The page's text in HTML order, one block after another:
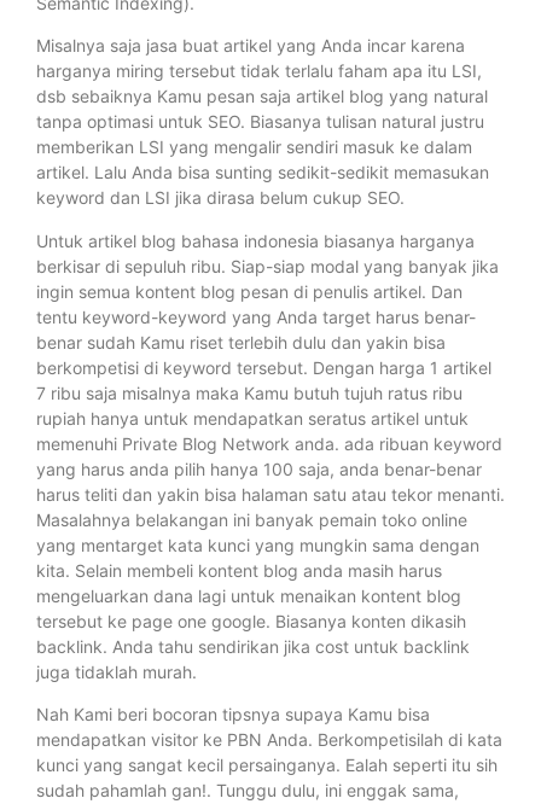
Misalnya saja jasa buat artikel yang Anda incar karena
harganya miring tersebut tidak terlalu faham apa itu LSI,
dsb sebaiknya Kamu pesan saja artikel blog yang natural
tanpa optimasi untuk SEO. Biasanya tulisan natural justru
memberikan LSI yang mengalir sendiri masuk ke dalam
artikel. Lalu Anda bisa sunting sedikit-sedikit memasukan
keyword dan LSI jika dirasa belum cukup SEO.
Untuk artikel blog bahasa indonesia biasanya harganya
berkisar di sepuluh ribu. Siap-siap modal yang banyak jika
ingin semua kontent blog pesan di penulis artikel. Dan
tentu keyword-keyword yang Anda target harus benar-
benar sudah Kamu riset terlebih dulu dan yakin bisa
berkompetisi di keyword tersebut. Dengan harga 1 artikel
7 ribu saja misalnya maka Kamu butuh tujuh ratus ribu
rupiah hanya untuk mendapatkan seratus artikel untuk
memenuhi Private Blog Network anda. ada ribuan keyword
yang harus anda pilih hanya 100 saja, anda benar-benar
harus teliti dan yakin bisa halaman satu atau tekor menanti.
Masalahnya belakangan ini banyak pemain toko online
yang mentarget kata kunci yang mungkin sama dengan
kita. Selain membeli kontent blog anda masih harus
mengeluarkan dana lagi untuk menaikan kontent blog
tersebut ke page one google. Biasanya konten dikasih
backlink. Anda tahu sendirikan jika cost untuk backlink
juga tidaklah murah.
Nah Kami beri bocoran tipsnya supaya Kamu bisa
mendapatkan visitor ke PBN Anda. Berkompetisilah di kata
kunci yang sangat kecil persainganya. Ealah seperti itu sih
sudah pahamlah gan!. Tunggu dulu, ini enggak sama,